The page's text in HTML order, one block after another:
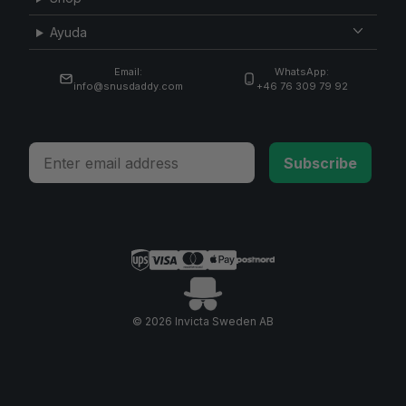
Ayuda
Email:
info@snusdaddy.com
WhatsApp:
+46 76 309 79 92
Email
Subscribe
© 2026 Invicta Sweden AB